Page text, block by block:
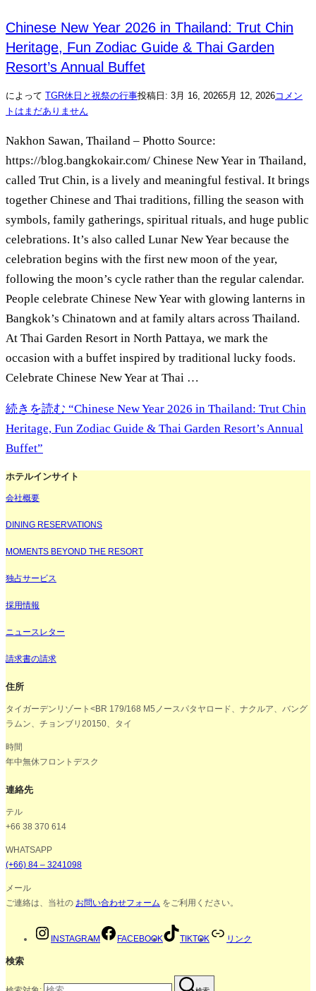
Chinese New Year 2026 in Thailand: Trut Chin
Heritage, Fun Zodiac Guide & Thai Garden
Resort’s Annual Buffet
によって TGR休日と祝祭の行事投稿日: 3月 16, 20265月 12, 2026コメン
トはまだありません
Nakhon Sawan, Thailand – Photto Source:
https://blog.bangkokair.com/ Chinese New Year in Thailand,
called Trut Chin, is a lively and meaningful festival. It brings
together Chinese and Thai traditions, filling the season with
symbols, family gatherings, spiritual rituals, and huge public
celebrations. It’s also called Lunar New Year because the
celebration begins with the first new moon of the year,
following the moon’s cycle rather than the regular calendar.
People celebrate Chinese New Year with glowing lanterns in
Bangkok’s Chinatown and at family altars across Thailand.
At Thai Garden Resort in North Pattaya, we mark the
occasion with a buffet inspired by traditional lucky foods.
Celebrate Chinese New Year at Thai …
続きを読む “Chinese New Year 2026 in Thailand: Trut Chin
Heritage, Fun Zodiac Guide & Thai Garden Resort’s Annual
Buffet”
ホテルインサイト
会社概要
DINING RESERVATIONS
MOMENTS BEYOND THE RESORT
独占サービス
採用情報
ニュースレター
請求書の請求
住所
タイガーデンリゾート<BR 179/168 M5ノースパタヤロード、ナクルア、バング
ラムン、チョンブリ20150、タイ
時間
年中無休フロントデスク
連絡先
テル
+66 38 370 614
WHATSAPP
(+66) 84 – 3241098
メール
ご連絡は、当社の お問い合わせフォーム をご利用ください。
INSTAGRAM FACEBOOK TIKTOK リンク
検索